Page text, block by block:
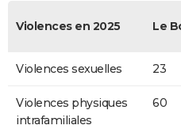
Violences en 2025 Le
Violences sexuelles 23
Violences physiques
intrafamiliales
60